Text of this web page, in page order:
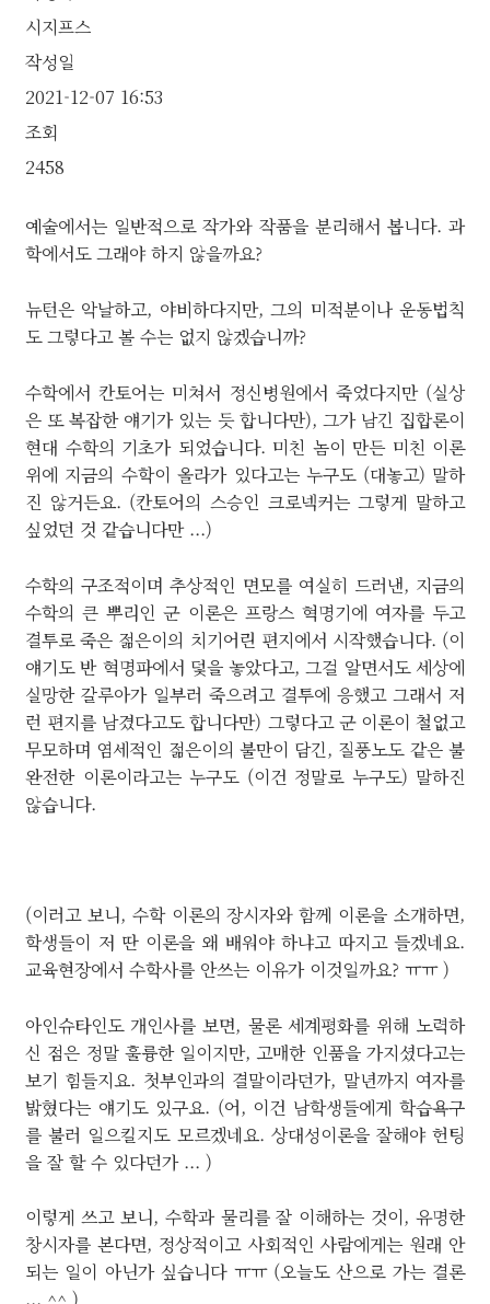
시지프스
작성일
2021-12-07 16:53
조회
2458
예술에서는 일반적으로 작가와 작품을 분리해서 봅니다. 과
학에서도 그래야 하지 않을까요?
뉴턴은 악날하고, 야비하다지만, 그의 미적분이나 운동법칙
도 그렇다고 볼 수는 없지 않겠습니까?
수학에서 칸토어는 미쳐서 정신병원에서 죽었다지만 (실상
은 또 복잡한 얘기가 있는 듯 합니다만), 그가 남긴 집합론이
현대 수학의 기초가 되었습니다. 미친 놈이 만든 미친 이론
위에 지금의 수학이 올라가 있다고는 누구도 (대놓고) 말하
진 않거든요. (칸토어의 스승인 크로넥커는 그렇게 말하고
싶었던 것 같습니다만 ...)
수학의 구조적이며 추상적인 면모를 여실히 드러낸, 지금의
수학의 큰 뿌리인 군 이론은 프랑스 혁명기에 여자를 두고
결투로 죽은 젊은이의 치기어린 편지에서 시작했습니다. (이
얘기도 반 혁명파에서 덫을 놓았다고, 그걸 알면서도 세상에
실망한 갈루아가 일부러 죽으려고 결투에 응했고 그래서 저
런 편지를 남겼다고도 합니다만) 그렇다고 군 이론이 철없고
무모하며 염세적인 젊은이의 불만이 담긴, 질풍노도 같은 불
완전한 이론이라고는 누구도 (이건 정말로 누구도) 말하진
않습니다.
(이러고 보니, 수학 이론의 장시자와 함께 이론을 소개하면,
학생들이 저 딴 이론을 왜 배워야 하냐고 따지고 들겠네요.
교육현장에서 수학사를 안쓰는 이유가 이것일까요? ㅠㅠ )
아인슈타인도 개인사를 보면, 물론 세계평화를 위해 노력하
신 점은 정말 훌륭한 일이지만, 고매한 인품을 가지셨다고는
보기 힘들지요. 첫부인과의 결말이라던가, 말년까지 여자를
밝혔다는 얘기도 있구요. (어, 이건 남학생들에게 학습욕구
를 불러 일으킬지도 모르겠네요. 상대성이론을 잘해야 헌팅
을 잘 할 수 있다던가 ... )
이렇게 쓰고 보니, 수학과 물리를 잘 이해하는 것이, 유명한
창시자를 본다면, 정상적이고 사회적인 사람에게는 원래 안
되는 일이 아닌가 싶습니다 ㅠㅠ (오늘도 산으로 가는 결론